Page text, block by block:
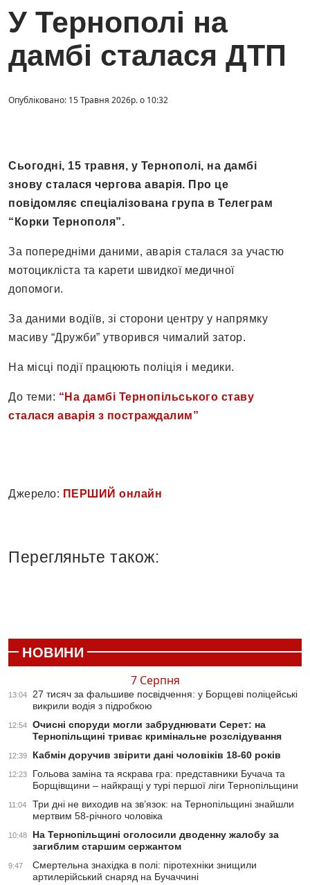
У Тернополі на
дамбі сталася ДТП
Опубліковано: 15 Травня 2026р. о 10:32
Сьогодні, 15 травня, у Тернополі, на дамбі
знову сталася чергова аварія. Про це
повідомляє спеціалізована група в Телеграм
“Корки Тернополя”.
За попередніми даними, аварія сталася за участю
мотоцикліста та карети швидкої медичної
допомоги.
За даними водіїв, зі сторони центру у напрямку
масиву “Дружби” утворився чималий затор.
На місці події працюють поліція і медики.
До теми: “На дамбі Тернопільського ставу
сталася аварія з постраждалим”
Джерело: ПЕРШИЙ онлайн
Перегляньте також:
НОВИНИ
7 Серпня
13:04
27 тисяч за фальшиве посвідчення: у Борщеві поліцейські
викрили водія з підробкою
12:54
Очисні споруди могли забруднювати Серет: на
Тернопільщині триває кримінальне розслідування
12:39 Кабмін доручив звірити дані чоловіків 18-60 років
12:23
Гольова заміна та яскрава гра: представники Бучача та
Борщівщини – найкращі у турі першої ліги Тернопільщини
11:04
Три дні не виходив на зв’язок: на Тернопільщині знайшли
мертвим 58-річного чоловіка
10:48
На Тернопільщині оголосили дводенну жалобу за
загиблим старшим сержантом
9:47
Смертельна знахідка в полі: піротехніки знищили
артилерійський снаряд на Бучаччині